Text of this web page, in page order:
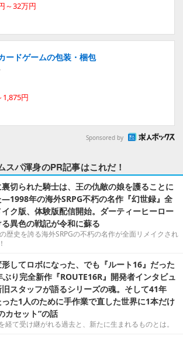
～32万円
ードゲームの包装・梱包
1,875円
Sponsored by
スパ渾身のPR記事はこれだ！
切られた騎士は、王の仇敵の娘を護ることに
年の海外SRPG不朽の名作『幻世録』全
ク版、体験版配信開始。ダーティーヒーロー
異色の戦記が令和に蘇る
歴史を誇る海外SRPGの不朽の名作が全面リメイクされ
してロボになった、でも『ルート16』だった
り完全新作『ROUTE16R』開発者インタビュ
旧スタッフが語るシリーズの魂。そして41年
た1人のために手作業で直した世界に1本だけ
カセット”の話
経て受け継がれる過去と、新たに生まれるものとは。